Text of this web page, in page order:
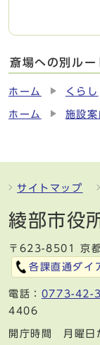
斎場への別ルー
ホーム くらし
ホーム 施設案
サイトマップ
綾部市役
〒623-8501 京都
各課直通ダイ
電話： 0773-42-
4406
開庁時間 月曜日